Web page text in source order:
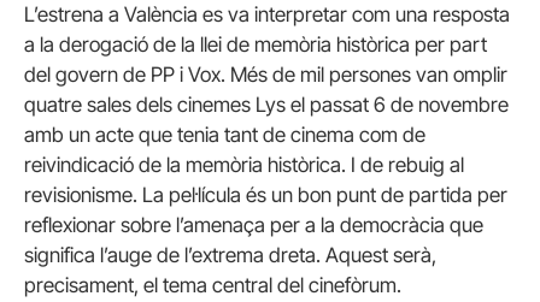
L’estrena a València es va interpretar com una resposta
a la derogació de la llei de memòria històrica per part
del govern de PP i Vox. Més de mil persones van omplir
quatre sales dels cinemes Lys el passat 6 de novembre
amb un acte que tenia tant de cinema com de
reivindicació de la memòria històrica. I de rebuig al
revisionisme. La pel·lícula és un bon punt de partida per
reflexionar sobre l’amenaça per a la democràcia que
significa l’auge de l’extrema dreta. Aquest serà,
precisament, el tema central del cinefòrum.